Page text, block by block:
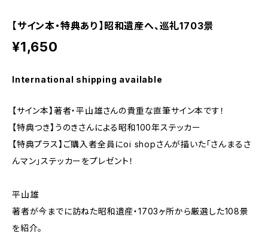
【サイン本・特典あり】昭和遺産へ、巡礼1703景
¥1,650
International shipping available
【サイン本】著者・平山雄さんの貴重な直筆サイン本です！
【特典つき】うのきさんによる昭和100年ステッカー
【特典プラス】ご購入者全員にoi shopさんが描いた「さんまるさ
んマン」ステッカーをプレゼント！
平山雄
著者が今までに訪ねた昭和遺産・1703ヶ所から厳選した108景
を紹介。